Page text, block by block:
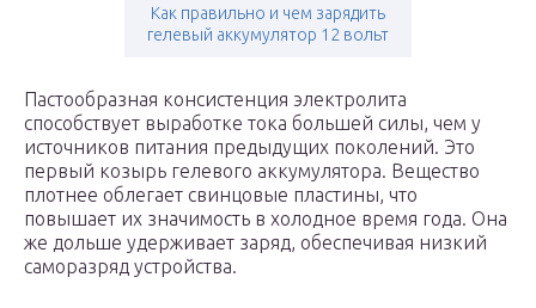
Как правильно и чем зарядить
гелевый аккумулятор 12 вольт
Пастообразная консистенция электролита
способствует выработке тока большей силы, чем у
источников питания предыдущих поколений. Это
первый козырь гелевого аккумулятора. Вещество
плотнее облегает свинцовые пластины, что
повышает их значимость в холодное время года. Она
же дольше удерживает заряд, обеспечивая низкий
саморазряд устройства.